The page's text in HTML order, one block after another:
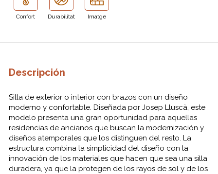
Confort Durabilitat Imatge
Descripción
Silla de exterior o interior con brazos con un diseño
moderno y confortable. Diseñada por Josep Lluscà, este
modelo presenta una gran oportunidad para aquellas
residencias de ancianos que buscan la modernización y
diseños atemporales que los distinguen del resto. La
estructura combina la simplicidad del diseño con la
innovación de los materiales que hacen que sea una silla
duradera, ya que la protegen de los rayos de sol y de los